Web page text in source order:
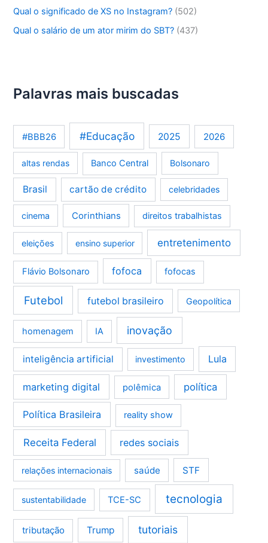
Qual o significado de XS no Instagram? (502)
Qual o salário de um ator mirim do SBT? (437)
Palavras mais buscadas
#BBB26 #Educação 2025 2026
altas rendas Banco Central Bolsonaro
Brasil cartão de crédito celebridades
cinema Corinthians direitos trabalhistas
eleições ensino superior entretenimento
Flávio Bolsonaro fofoca fofocas
Futebol futebol brasileiro Geopolítica
homenagem IA inovação
inteligência artificial investimento Lula
marketing digital polêmica política
Política Brasileira reality show
Receita Federal redes sociais
relações internacionais saúde STF
sustentabilidade TCE-SC tecnologia
tributação Trump tutoriais